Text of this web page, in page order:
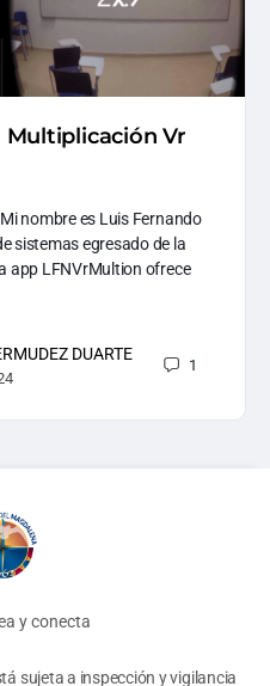
Multiplicación Vr
nombre es Luis Fernando
sistemas egresado de la
app LFNVrMultion ofrece
DUARTE
1
y conecta
sujeta a inspección y vigilancia